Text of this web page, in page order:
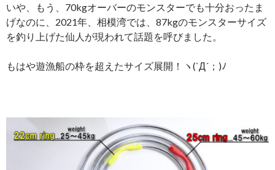
いや、もう、70kgオーバーのモンスターでも十分おったま
げなのに、2021年、相模湾では、87kgのモンスターサイズ
を釣り上げた仙人が現われて話題を呼びました。
もはや遊漁船の枠を超えたサイズ展開！ヽ(`Д´；)ﾉ